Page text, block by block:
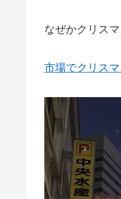
なぜかクリス
市場でクリスマ